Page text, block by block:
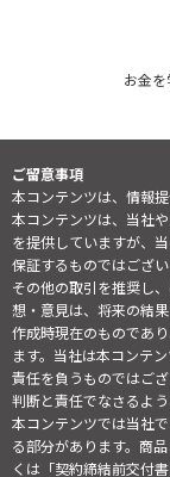
お金
ご留意事項
本コンテンツは、情報
本コンテンツは、当社
を提供していますが、
保証するものではござ
その他の取引を推奨し
想・意見は、将来の結
作成時現在のものであ
ます。当社は本コンテ
責任を負うものではご
判断と責任でなさるよう
本コンテンツでは当社
る部分があります。商
くは「契約締結前交付